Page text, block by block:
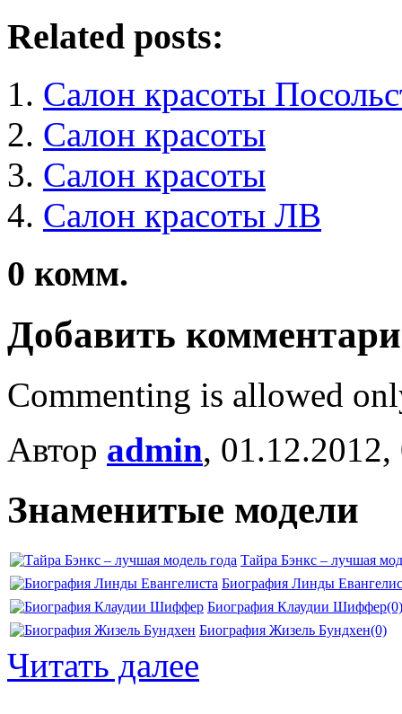
Related posts:
Салон красоты
Салон красоты
Салон красоты
Салон красоты ЛВ
0 комм.
Добавить
Commenting is allowed
Автор admin,
Знаменитые модели
Тайра Бэнкс – лучшая
Биография Линды
Биография Клаудии Шиффер(0)
Биография Жизель Бундхен(0)
Читать далее